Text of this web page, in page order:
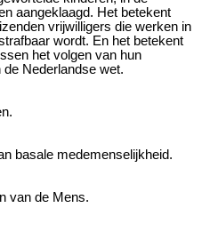
aangeklaagd. Het betekent
vrijwilligers die werken in
wordt. En het betekent
het volgen van hun
Nederlandse wet.
basale medemenselijkheid.
van de Mens.